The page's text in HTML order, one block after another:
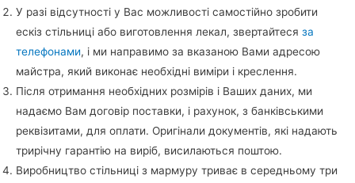
У разі відсутності у Вас можливості самостійно зробити
ескіз стільниці або виготовлення лекал, звертайтеся за
телефонами, і ми направимо за вказаною Вами адресою
майстра, який виконає необхідні виміри і креслення.
Після отримання необхідних розмірів і Ваших даних, ми
надаємо Вам договір поставки, і рахунок, з банківськими
реквізитами, для оплати. Оригінали документів, які надають
трирічну гарантію на виріб, висилаються поштою.
Виробництво стільниці з мармуру триває в середньому три